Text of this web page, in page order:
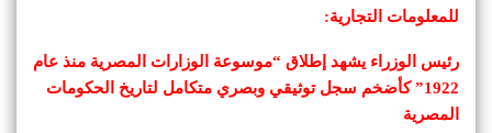
للمعلومات التجارية:
رئيس الوزراء يشهد إطلاق “موسوعة الوزارات المصرية منذ عام
1922” كأضخم سجل توثيقي وبصري متكامل لتاريخ الحكومات
المصرية